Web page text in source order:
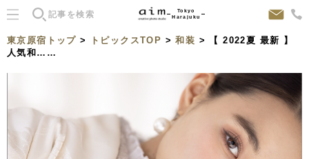
Tokyo
Harajuku
東京原宿トップ > トピックスTOP >和装 > 【 2022夏 最新 】
人気和……